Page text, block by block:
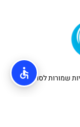
שמורות לסוכנות